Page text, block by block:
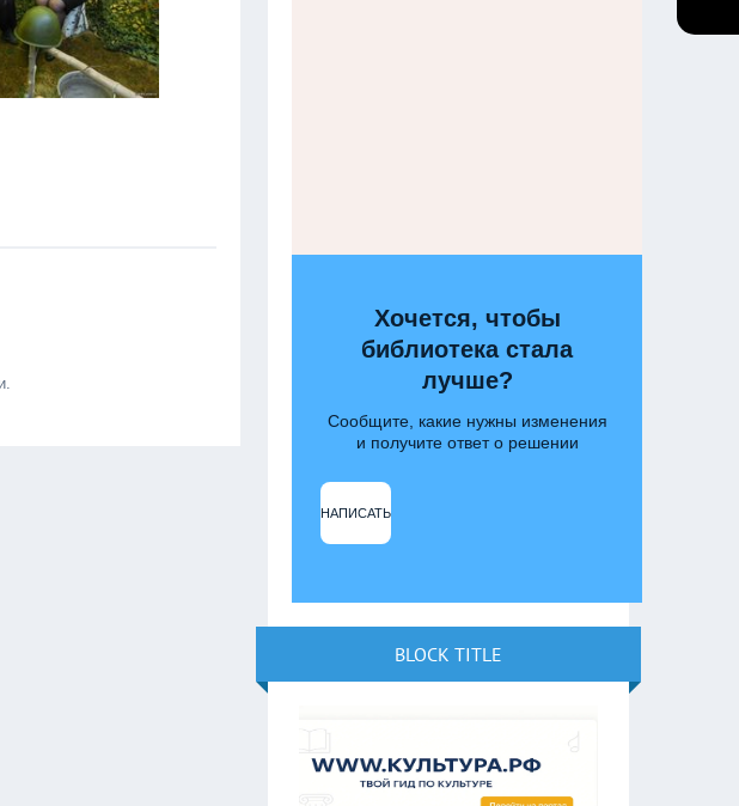
Хочется, чтобы
библиотека стала
лучше?
Сообщите, какие нужны изменения
и получите ответ о решении
НАПИСАТЬ
BLOCK TITLE